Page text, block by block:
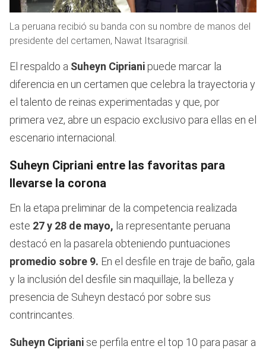
La peruana recibió su banda con su nombre de manos del
presidente del certamen, Nawat Itsaragrisil.
El respaldo a Suheyn Cipriani puede marcar la
diferencia en un certamen que celebra la trayectoria y
el talento de reinas experimentadas y que, por
primera vez, abre un espacio exclusivo para ellas en el
escenario internacional.
Suheyn Cipriani entre las favoritas para
llevarse la corona
En la etapa preliminar de la competencia realizada
este 27 y 28 de mayo, la representante peruana
destacó en la pasarela obteniendo puntuaciones
promedio sobre 9. En el desfile en traje de baño, gala
y la inclusión del desfile sin maquillaje, la belleza y
presencia de Suheyn destacó por sobre sus
contrincantes.
Suheyn Cipriani se perfila entre el top 10 para pasar a